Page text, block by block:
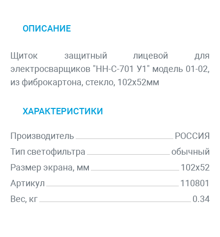
ОПИСАНИЕ
Щиток защитный лицевой для
электросварщиков "НН-С-701 У1" модель 01-02,
из фиброкартона, стекло, 102х52мм
ХАРАКТЕРИСТИКИ
Производитель
РОССИЯ
Тип светофильтра
обычный
Размер экрана, мм
102x52
Артикул
110801
Вес, кг
0.34